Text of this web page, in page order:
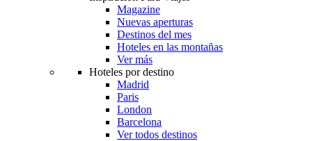
Magazine
Nuevas aperturas
Destinos del mes
Hoteles en las montañas
Ver más
Hoteles por destino
Madrid
Paris
London
Barcelona
Ver todos destinos